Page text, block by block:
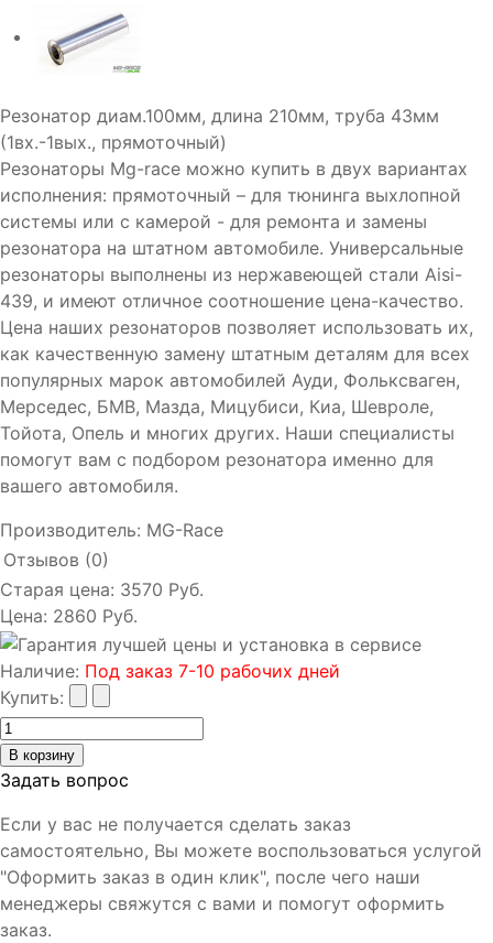
Резонатор диам.100мм, длина 210мм, труба 43мм
(1вх.-1вых., прямоточный)
Резонаторы Mg-race можно купить в двух вариантах
исполнения: прямоточный – для тюнинга выхлопной
системы или с камерой - для ремонта и замены
резонатора на штатном автомобиле. Универсальные
резонаторы выполнены из нержавеющей стали Aisi-
439, и имеют отличное соотношение цена-качество.
Цена наших резонаторов позволяет использовать их,
как качественную замену штатным деталям для всех
популярных марок автомобилей Ауди, Фольксваген,
Мерседес, БМВ, Мазда, Мицубиси, Киа, Шевроле,
Тойота, Опель и многих других. Наши специалисты
помогут вам с подбором резонатора именно для
вашего автомобиля.
Производитель: MG-Race
Отзывов (0)
Старая цена: 3570 Руб.
Цена: 2860 Руб.
Наличие: Под заказ 7-10 рабочих дней
Купить:
Задать вопрос
Если у вас не получается сделать заказ
самостоятельно, Вы можете воспользоваться услугой
"Оформить заказ в один клик", после чего наши
менеджеры свяжутся с вами и помогут оформить
заказ.